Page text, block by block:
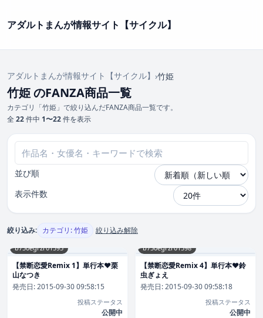
アダルトまんが情報サイト【サイクル】
アダルトまんが情報サイト【サイクル】 ›竹姫
竹姫 のFANZA商品一覧
カテゴリ「竹姫」で絞り込んだFANZA商品一覧です。
全 22件中 1〜22件を表示
並び順
表示件数
絞り込み: カテゴリ: 竹姫 絞り込み解除
b750egrzr01595
【禁断恋愛Remix 1】単行本❤栗
山なつき
発売日:2015-09-30 09:58:15
投稿ステータス
公開中
b750egrzr01598
【禁断恋愛Remix 4】単行本❤鈴
虫ぎょえ
発売日:2015-09-30 09:58:18
投稿ステータス
公開中